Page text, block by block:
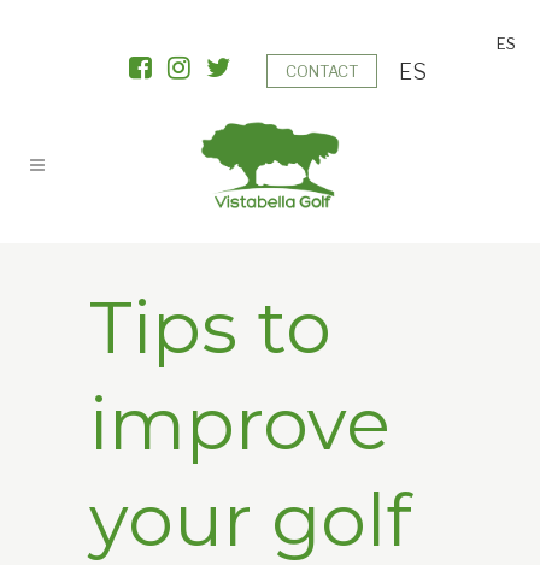
CONTACT
ES
ES
Tips to
improve
your golf